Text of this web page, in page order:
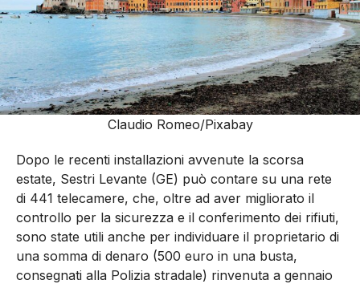
Claudio Romeo/Pixabay
Dopo le recenti installazioni avvenute la scorsa
estate, Sestri Levante (GE) può contare su una rete
di 441 telecamere, che, oltre ad aver migliorato il
controllo per la sicurezza e il conferimento dei rifiuti,
sono state utili anche per individuare il proprietario di
una somma di denaro (500 euro in una busta,
consegnati alla Polizia stradale) rinvenuta a gennaio